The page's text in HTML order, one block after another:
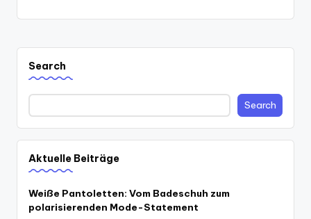
Search
Search
Aktuelle Beiträge
Weiße Pantoletten: Vom Badeschuh zum
polarisierenden Mode-Statement